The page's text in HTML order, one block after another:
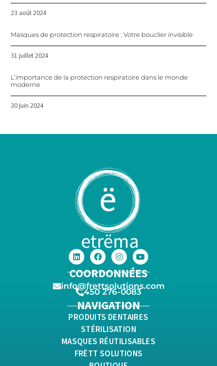
23 août 2024
Masques de protection respiratoire : Votre bouclier invisible
31 juillet 2024
L’importance de la protection respiratoire dans le monde
moderne
30 juin 2024
COORDONNÉES
info@frettsolutions.com
450 276-0083
NAVIGATION
PRODUITS DENTAIRES
STÉRILISATION
MASQUES RÉUTILISABLES
FRËTT SOLUTIONS